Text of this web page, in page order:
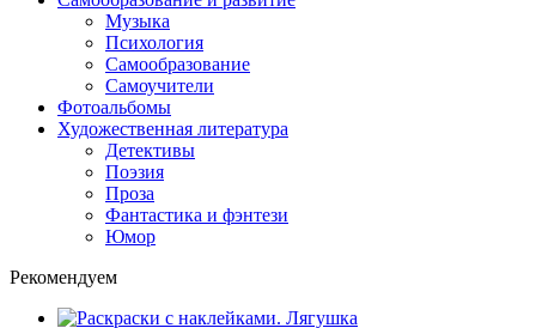
Музыка
Психология
Самообразование
Самоучители
Фотоальбомы
Художественная литература
Детективы
Поэзия
Проза
Фантастика и фэнтези
Юмор
Рекомендуем